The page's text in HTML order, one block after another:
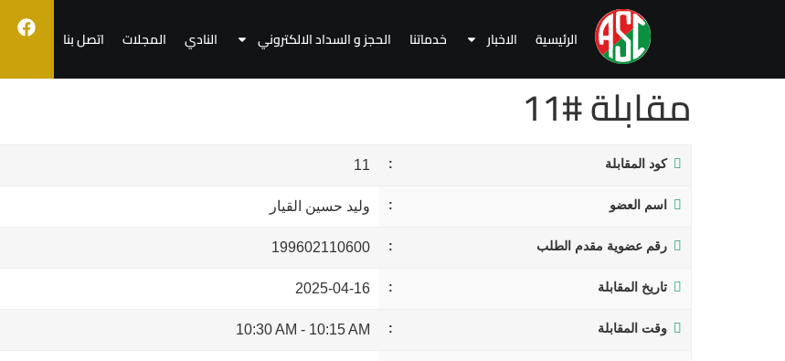
الرئيسية الاخبار خدماتنا الحجز و السداد الالكتروني النادي المجلات اتصل بنا
مقابلة #11
كود المقابلة 11
اسم العضو وليد حسين القيار
رقم عضوية مقدم الطلب 199602110600
تاريخ المقابلة 2025-04-16
وقت المقابلة 10:15 AM
-
10:30 AM